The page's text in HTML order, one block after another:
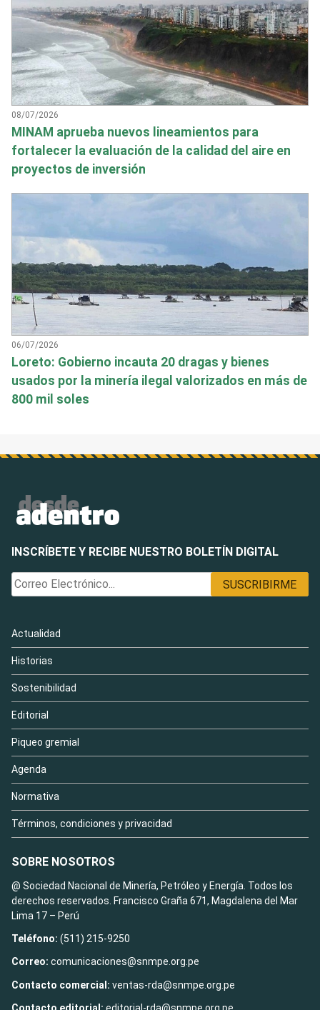
08/07/2026
MINAM aprueba nuevos lineamientos para
fortalecer la evaluación de la calidad del aire en
proyectos de inversión
06/07/2026
Loreto: Gobierno incauta 20 dragas y bienes
usados por la minería ilegal valorizados en más de
800 mil soles
INSCRÍBETE Y RECIBE NUESTRO BOLETÍN DIGITAL
Actualidad
Historias
Sostenibilidad
Editorial
Piqueo gremial
Agenda
Normativa
Términos, condiciones y privacidad
SOBRE NOSOTROS
@ Sociedad Nacional de Minería, Petróleo y Energía. Todos los
derechos reservados. Francisco Graña 671, Magdalena del Mar
Lima 17 – Perú
Teléfono: (511) 215-9250
Correo: comunicaciones@snmpe.org.pe
Contacto comercial: ventas-rda@snmpe.org.pe
Contacto editorial: editorial-rda@snmpe.org.pe